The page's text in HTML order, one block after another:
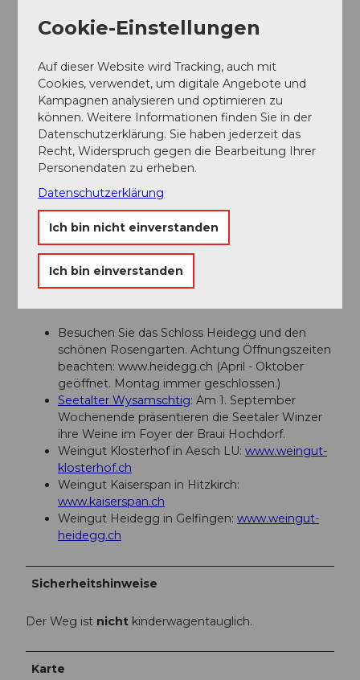
Seetal Tourismus
5600 Lenzburg
+41 (0)41 920 45 29
info@seetaltourismus.ch
www.seetaltourismus.ch
Autor:in
Seetal Tourismus
Organisation
Seetal Tourismus
Besuchen Sie das Schloss Heidegg und den
schönen Rosengarten. Achtung Öffnungszeiten
beachten: www.heidegg.ch (April - Oktober
geöffnet. Montag immer geschlossen.)
Seetalter Wysamschtig: Am 1. September
Wochenende präsentieren die Seetaler Winzer
ihre Weine im Foyer der Braui Hochdorf.
Weingut Klosterhof in Aesch LU: www.weingut-
klosterhof.ch
Weingut Kaiserspan in Hitzkirch:
www.kaiserspan.ch
Weingut Heidegg in Gelfingen: www.weingut-
heidegg.ch
Sicherheitshinweise
Der Weg ist nicht kinderwagentauglich.
Karte
Cookie-Einstellungen
Auf dieser Website wird Tracking, auch mit
Cookies, verwendet, um digitale Angebote und
Kampagnen analysieren und optimieren zu
können. Weitere Informationen finden Sie in der
Datenschutzerklärung. Sie haben jederzeit das
Recht, Widerspruch gegen die Bearbeitung Ihrer
Personendaten zu erheben.
Datenschutzerklärung
Ich bin nicht einverstanden
Ich bin einverstanden